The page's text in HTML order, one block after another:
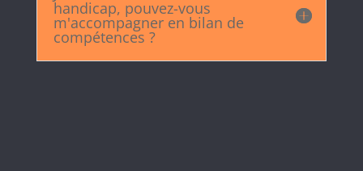
handicap, pouvez-vous
m'accompagner en bilan de
compétences ?